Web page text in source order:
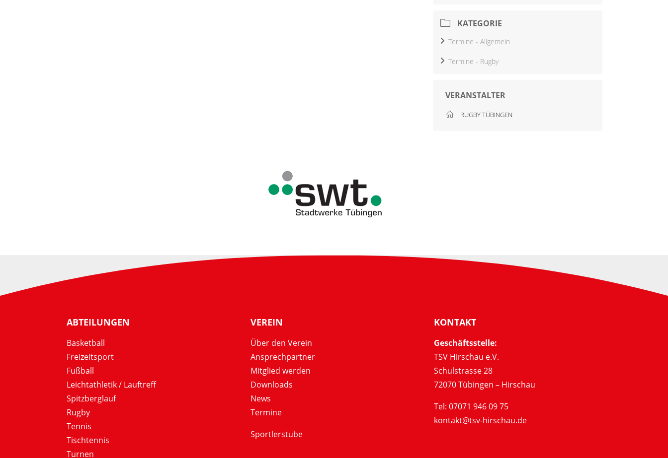
KATEGORIE
Termine - Allgemein
Termine - Rugby
VERANSTALTER
RUGBY TÜBINGEN
ABTEILUNGEN
Basketball
Freizeitsport
Fußball
Leichtathletik / Lauftreff
Spitzberglauf
Rugby
Tennis
Tischtennis
Turnen
VEREIN
Über den Verein
Ansprechpartner
Mitglied werden
Downloads
News
Termine
Sportlerstube
KONTAKT
Geschäftsstelle:
TSV Hirschau e.V.
Schulstrasse 28
72070 Tübingen – Hirschau
Tel: 07071 946 09 75
kontakt@tsv-hirschau.de